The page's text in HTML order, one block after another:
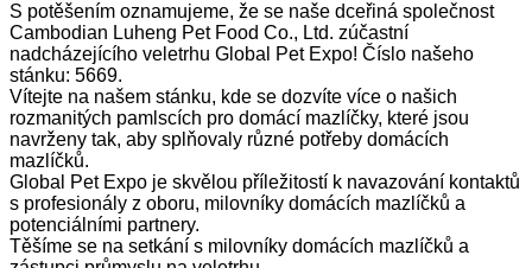
S potěšením oznamujeme, že se naše dceřiná společnost
Cambodian Luheng Pet Food Co., Ltd. zúčastní
nadcházejícího veletrhu Global Pet Expo! Číslo našeho
stánku: 5669.
Vítejte na našem stánku, kde se dozvíte více o našich
rozmanitých pamlscích pro domácí mazlíčky, které jsou
navrženy tak, aby splňovaly různé potřeby domácích
mazlíčků.
Global Pet Expo je skvělou příležitostí k navazování kontaktů
s profesionály z oboru, milovníky domácích mazlíčků a
potenciálními partnery.
Těšíme se na setkání s milovníky domácích mazlíčků a